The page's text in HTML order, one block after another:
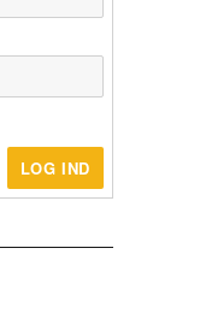
LOG IND